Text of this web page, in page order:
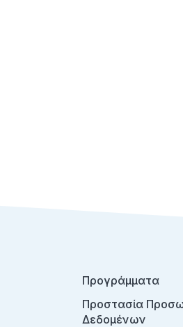
Προγράμματα
Προστασία
Δεδομένων